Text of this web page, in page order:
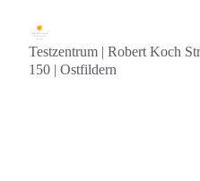
Testzentrum | Robert Koch
150 | Ostfildern